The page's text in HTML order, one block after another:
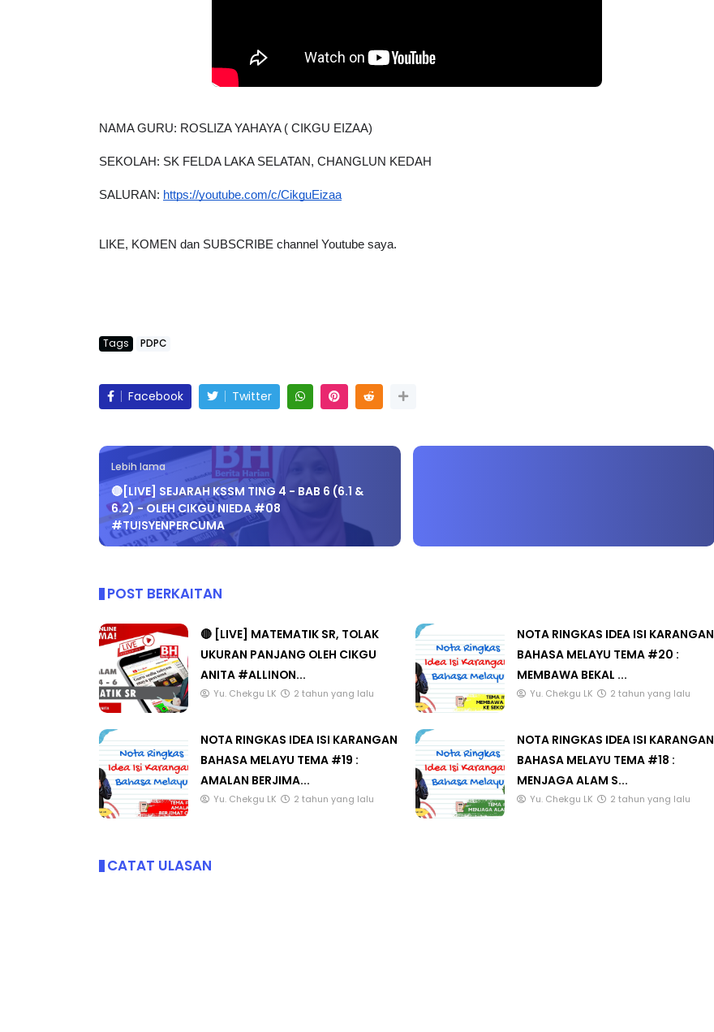
NAMA GURU: ROSLIZA YAHAYA ( CIKGU EIZAA)
SEKOLAH: SK FELDA LAKA SELATAN, CHANGLUN KEDAH
SALURAN: https://youtube.com/c/CikguEizaa
LIKE, KOMEN dan SUBSCRIBE channel Youtube saya.
Tags PDPC
Facebook Twitter
Lebih lama
🔴[LIVE] SEJARAH KSSM TING 4 - BAB 6 (6.1 &
6.2) - OLEH CIKGU NIEDA #08
#TUISYENPERCUMA
POST BERKAITAN
🔴 [LIVE] MATEMATIK SR, TOLAK
UKURAN PANJANG OLEH CIKGU
ANITA #ALLINON...
Yu. Chekgu LK 2 tahun yang lalu
NOTA RINGKAS IDEA ISI KARANGAN
BAHASA MELAYU TEMA #20 :
MEMBAWA BEKAL ...
Yu. Chekgu LK 2 tahun yang lalu
NOTA RINGKAS IDEA ISI KARANGAN
BAHASA MELAYU TEMA #19 :
AMALAN BERJIMA...
Yu. Chekgu LK 2 tahun yang lalu
NOTA RINGKAS IDEA ISI KARANGAN
BAHASA MELAYU TEMA #18 :
MENJAGA ALAM S...
Yu. Chekgu LK 2 tahun yang lalu
CATAT ULASAN
SPEAKER 3 :
IN INDONESIA
10 hari yang lalu
Sejarah Tingkatan 4
BEDAH TUNTAS SOALAN 1 TRIAL